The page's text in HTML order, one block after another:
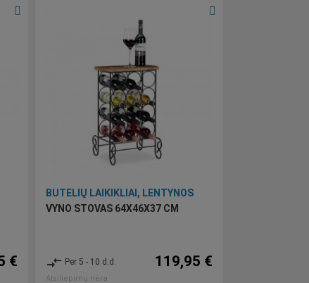
€
BUTELIŲ LAIKIKLIAI, LENTYNOS
VYNO STOVAS 64X46X37 CM
compare_arrows Per 5 - 10 d.d.
Atsiliepimų nėra
119,95 €